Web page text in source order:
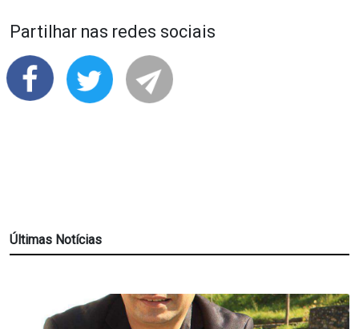
Partilhar nas redes sociais
Últimas Notícias